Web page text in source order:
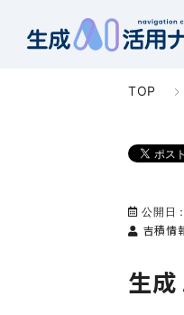
TOP
公開日：
吉積情
生成